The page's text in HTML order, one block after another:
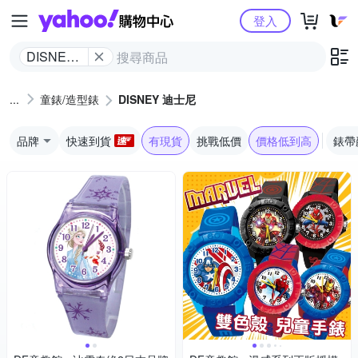
Yahoo購物中心
DISNEY
登入
童錶/造型錶 DISNEY 迪士尼
品牌 快速到貨 有現貨 挑戰低價 價格低到高 錶